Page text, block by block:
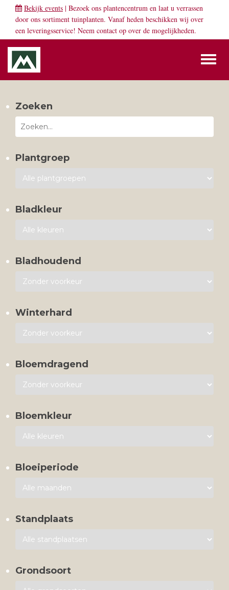
Bekijk events | Bezoek ons plantencentrum en laat u verrassen
door ons sortiment tuinplanten. Vanaf heden beschikken wij over
een leveringsservice! Neem contact op over de mogelijkheden.
Zoeken
Plantgroep
Bladkleur
Bladhoudend
Winterhard
Bloemdragend
Bloemkleur
Bloeiperiode
Standplaats
Grondsoort